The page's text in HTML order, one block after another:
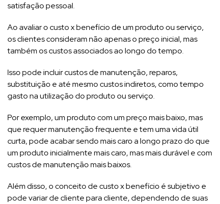
satisfação pessoal.
Ao avaliar o custo x benefício de um produto ou serviço,
os clientes consideram não apenas o preço inicial, mas
também os custos associados ao longo do tempo.
Isso pode incluir custos de manutenção, reparos,
substituição e até mesmo custos indiretos, como tempo
gasto na utilização do produto ou serviço.
Por exemplo, um produto com um preço mais baixo, mas
que requer manutenção frequente e tem uma vida útil
curta, pode acabar sendo mais caro a longo prazo do que
um produto inicialmente mais caro, mas mais durável e com
custos de manutenção mais baixos.
Além disso, o conceito de custo x benefício é subjetivo e
pode variar de cliente para cliente, dependendo de suas